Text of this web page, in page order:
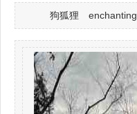
狗狐狸 enchanting